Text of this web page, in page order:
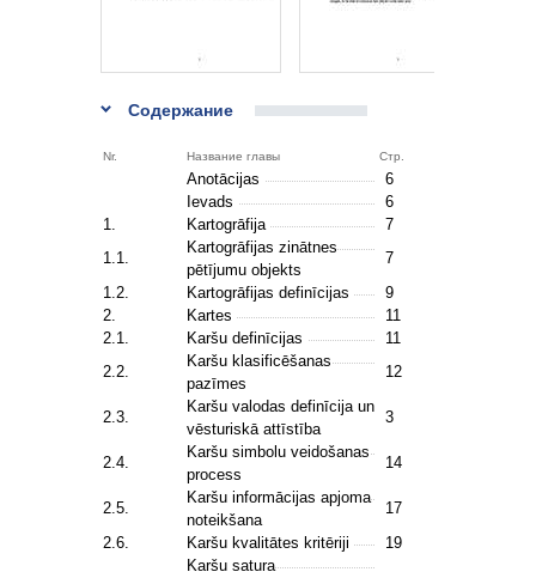
Содержание
Nr. Название главы Стр.
Anotācijas
6
Ievads
6
1.
Kartogrāfija
7
1.1.
Kartogrāfijas zinātnes
pētījumu objekts
7
1.2.
Kartogrāfijas definīcijas
9
2.
Kartes
11
2.1.
Karšu definīcijas
11
2.2.
Karšu klasificēšanas
pazīmes
12
2.3.
Karšu valodas definīcija un
vēsturiskā attīstība
3
2.4.
Karšu simbolu veidošanas
process
14
2.5.
Karšu informācijas apjoma
noteikšana
17
2.6.
Karšu kvalitātes kritēriji 19
Karšu satura